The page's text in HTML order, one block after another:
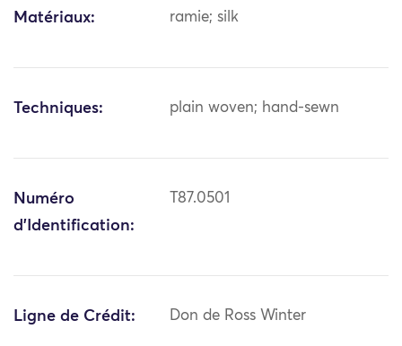
Matériaux: ramie; silk
Techniques: plain woven; hand-sewn
Numéro
d'Identification:
T87.0501
Ligne de Crédit: Don de Ross Winter